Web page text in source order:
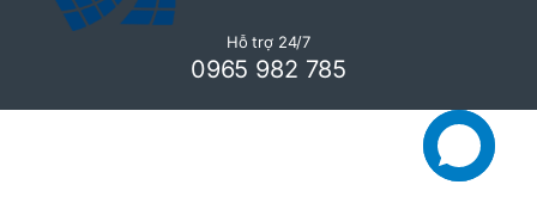
Hỗ trợ 24/7
0965 982 785